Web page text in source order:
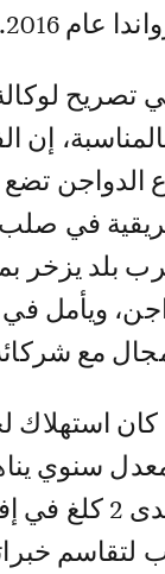
عام 2016.
تصريح
إن
الدواجن
في صلب
بلد يزخر
ويأمل في
مع
كان استهلاك
فرد، فإنه لا
لتقاسم